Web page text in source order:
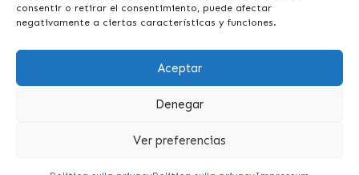
consentir o retirar el consentimiento, puede afectar
negativamente a ciertas características y funciones.
Aceptar
Denegar
Ver preferencias